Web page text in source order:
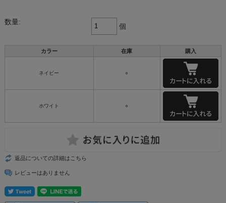
数量:
個
カラー 在庫 購入
ネイビー ○
ホワイト ○
返品についての詳細はこちら
レビューはありません